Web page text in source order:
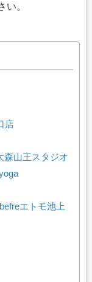
い。
店
森山王スタジオ
エトモ池上